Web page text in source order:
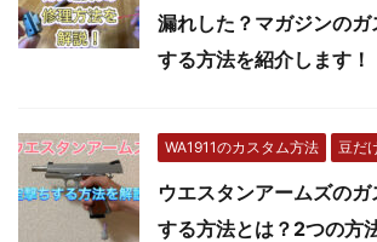
漏れした？マガジンの
する方法を紹介します！
WA1911のカスタム方法 豆だ
ウエスタンアームズの
する方法とは？2つの方